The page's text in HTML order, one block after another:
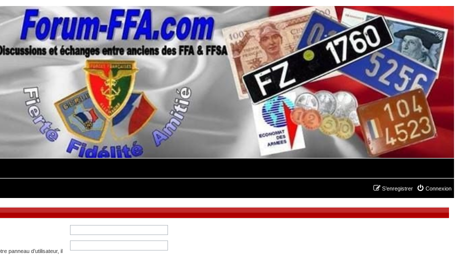
Connexion
S’enregistrer
panneau d’utilisateur, il